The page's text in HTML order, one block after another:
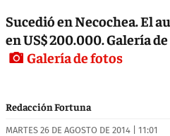
Sucedió en Necochea. El
en US$ 200.000. Galería
Galería de fotos
Redacción Fortuna
MARTES 26 DE AGOSTO DE 2014 | 11:01